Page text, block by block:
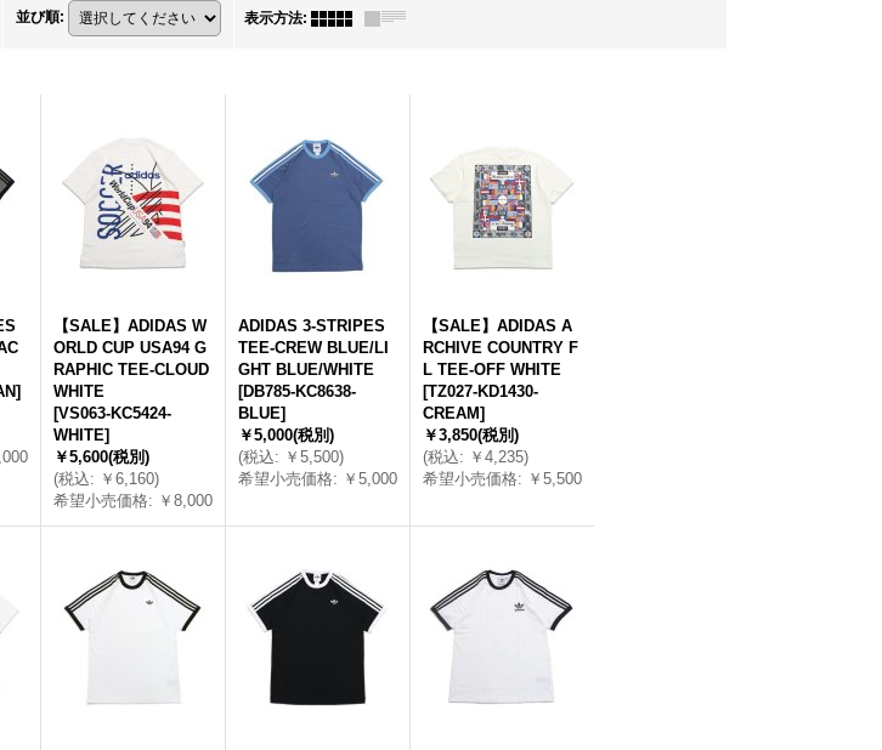
並び順: 表示方法:
]
【SALE】ADIDAS W
ORLD CUP USA94 G
RAPHIC TEE-CLOUD
WHITE
[VS063-KC5424-
WHITE]
￥5,600(税別)
(税込: ￥6,160)
希望小売価格: ￥8,000
ADIDAS 3-STRIPES
TEE-CREW BLUE/LI
GHT BLUE/WHITE
[DB785-KC8638-
BLUE]
￥5,000(税別)
(税込: ￥5,500)
希望小売価格: ￥5,000
【SALE】ADIDAS A
RCHIVE COUNTRY F
L TEE-OFF WHITE
[TZ027-KD1430-
CREAM]
￥3,850(税別)
(税込: ￥4,235)
希望小売価格: ￥5,500